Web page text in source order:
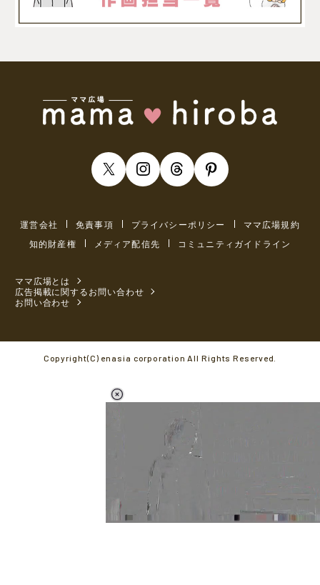
L
運営会社 免責事項 プライバシーポリシー
ママ広場規約
知的財産権
メディア配信先 コミュニティガイドライン
ママ広場とは
広告掲載に関するお問い合わせ
お問い合わせ
Copyright(C) enasia corporation All Rights Reserved.